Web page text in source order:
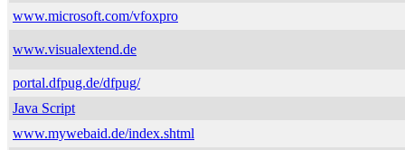
www.microsoft.com/vfoxpro
www.visualextend.de
portal.dfpug.de/dfpug/
Java Script
www.mywebaid.de/index.shtml